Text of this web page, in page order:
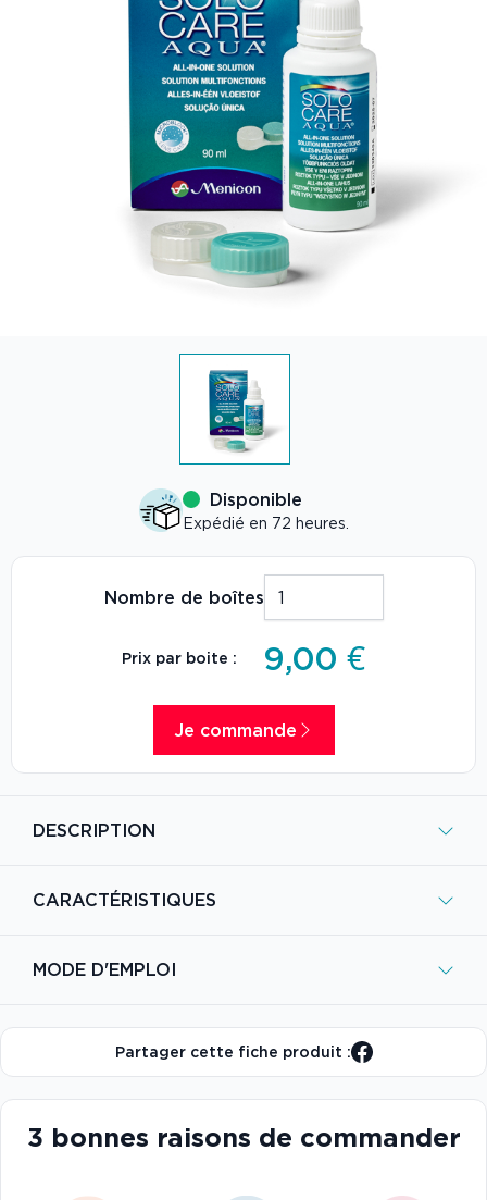
Disponible
Expédié en 72 heures.
DESCRIPTION
CARACTÉRISTIQUES
MODE D'EMPLOI
Partager cette fiche produit :
Nombre de boîtes
Prix par boite : 9,00 €
Je commande
3 bonnes raisons de commander